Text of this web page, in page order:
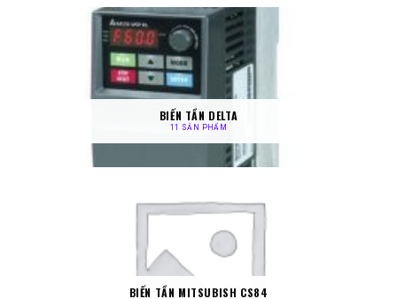
BIẾN TẦN DELTA
11 SẢN PHẨM
BIẾN TẦN MITSUBISH CS84